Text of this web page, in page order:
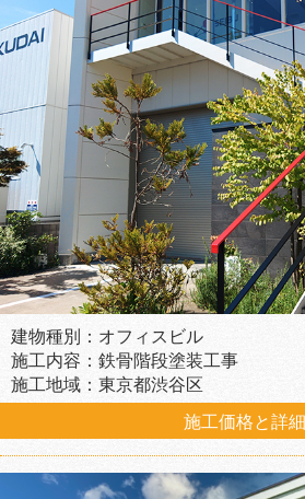
建物種別：オフィスビル
施工内容：鉄骨階段塗装工事
施工地域：東京都渋谷区
施工価格と詳細